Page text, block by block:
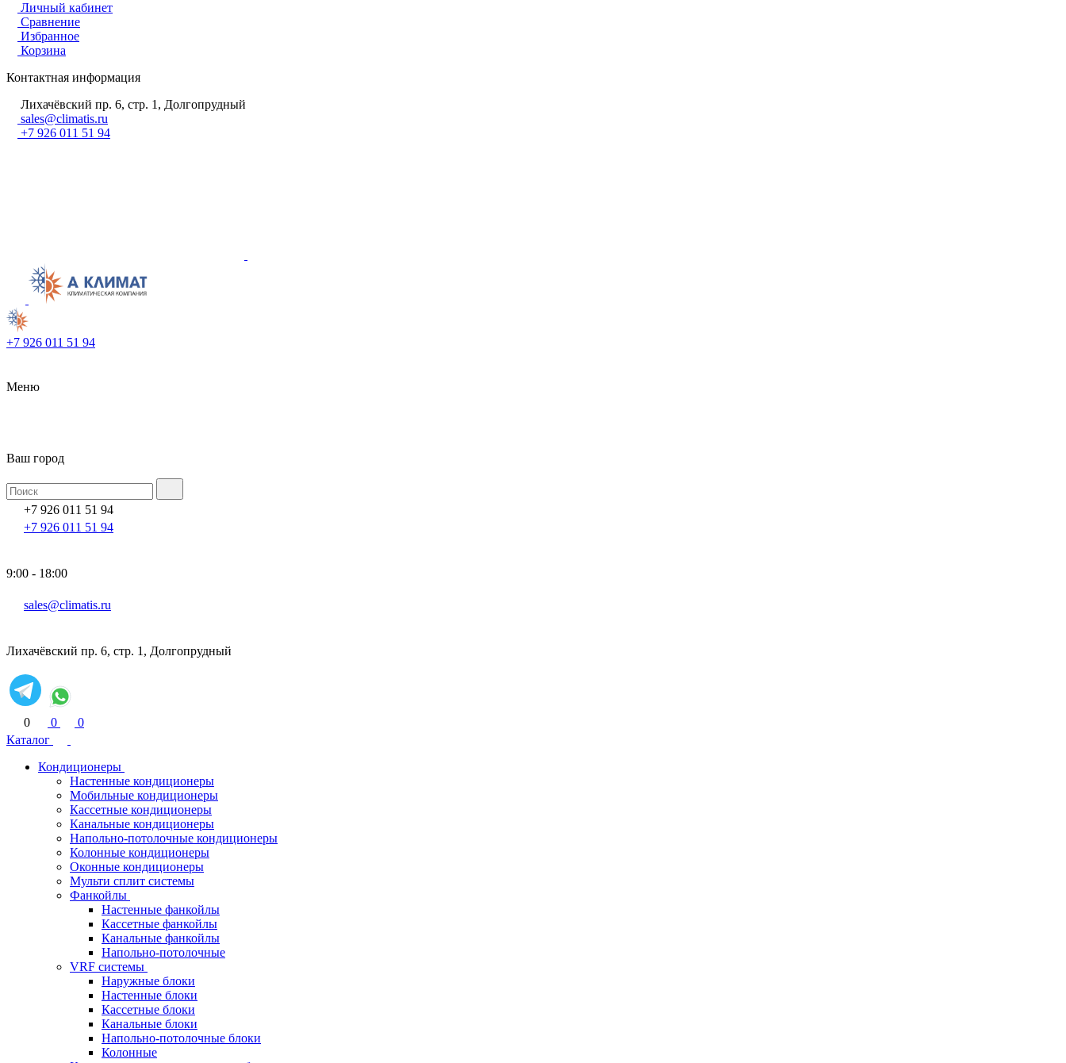
Личный кабинет
Сравнение
Избранное
Корзина
Контактная информация
Лихачёвский пр. 6, стр. 1, Долгопрудный
sales@climatis.ru
+7 926 011 51 94
+7 926 011 51 94
Меню
Ваш город
+7 926 011 51 94
+7 926 011 51 94
9:00 - 18:00
sales@climatis.ru
Лихачёвский пр. 6, стр. 1, Долгопрудный
0 0
0
Каталог
Кондиционеры
Настенные кондиционеры
Мобильные кондиционеры
Кассетные кондиционеры
Канальные кондиционеры
Напольно-потолочные кондиционеры
Колонные кондиционеры
Оконные кондиционеры
Мульти сплит системы
Фанкойлы
Настенные фанкойлы
Кассетные фанкойлы
Канальные фанкойлы
Напольно-потолочные
VRF системы
Наружные блоки
Настенные блоки
Кассетные блоки
Канальные блоки
Напольно-потолочные блоки
Колонные